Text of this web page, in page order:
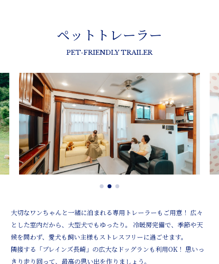
ペットトレーラー
PET-FRIENDLY TRAILER
大切なワンちゃんと一緒に泊まれる専用トレーラーもご用意！ 広々
とした室内だから、大型犬でもゆったり。 冷暖房完備で、季節や天
候を問わず、愛犬も飼い主様もストレスフリーに過ごせます。
隣接する「ブレインズ長崎」の広大なドッグランも利用OK！ 思いっ
きり走り回って、最高の思い出を作りましょう。